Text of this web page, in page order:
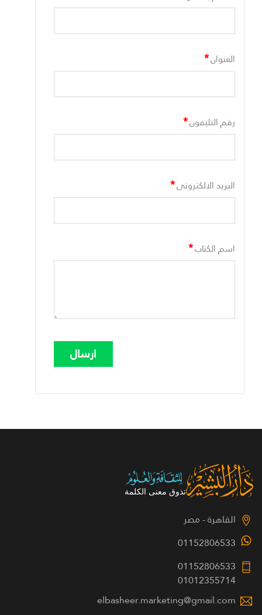
العنوان*
رقم التليفون*
البريد الالكترونى*
اسم الكتاب*
القاهرة - مصر
01152806533
01152806533
01012355714
elbasheer.marketing@gmail.com